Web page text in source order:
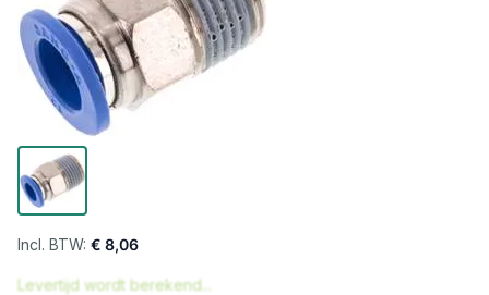
€ 8,06
Levertijd wordt berekend...